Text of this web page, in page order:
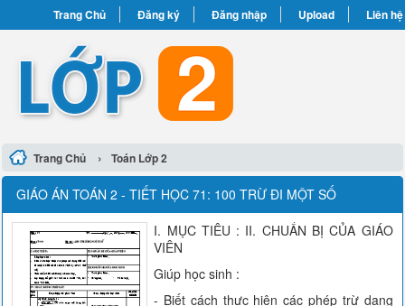
Trang Chủ Đăng ký Đăng nhập Upload Liên hệ
Trang Chủ › Toán Lớp 2
GIÁO ÁN TOÁN 2 - TIẾT HỌC 71: 100 TRỪ ĐI MỘT SỐ
I. MỤC TIÊU : II. CHUẨN BỊ CỦA GIÁO
VIÊN
Giúp học sinh :
- Biết cách thực hiện các phép trừ dạng